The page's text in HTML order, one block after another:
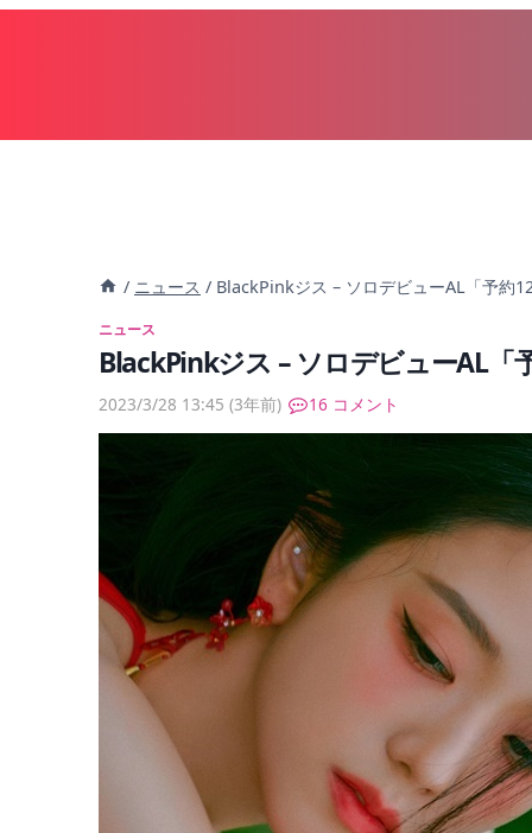
/ ニュース / BlackPinkジス – ソロデビューAL「予約
ニュース
BlackPinkジス – ソロデビューAL「
2023/3/28 13:45 (3年前) 16 コメント